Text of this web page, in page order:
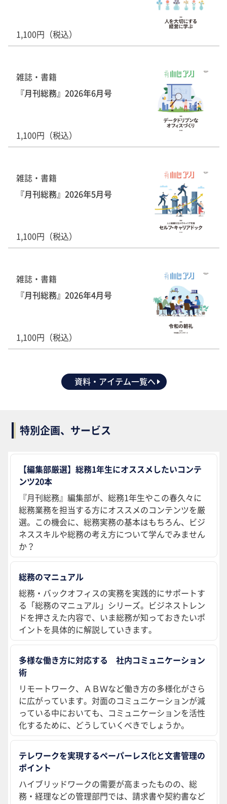
1,100円（税込）
雑誌・書籍
『月刊総務』2026年6月号
1,100円（税込）
雑誌・書籍
『月刊総務』2026年5月号
1,100円（税込）
雑誌・書籍
『月刊総務』2026年4月号
1,100円（税込）
資料・アイテム一覧へ
特別企画、サービス
【編集部厳選】総務1年生にオススメしたいコンテ
ンツ20本
『月刊総務』編集部が、総務1年生やこの春久々に
総務業務を担当する方にオススメのコンテンツを厳
選。この機会に、総務実務の基本はもちろん、ビジ
ネススキルや総務の考え方について学んでみません
か？
総務のマニュアル
総務・バックオフィスの実務を実践的にサポートす
る「総務のマニュアル」シリーズ。ビジネストレン
ドを押さえた内容で、いま総務が知っておきたいポ
イントを具体的に解説していきます。
多様な働き方に対応する 社内コミュニケーション
術
リモートワーク、ＡＢＷなど働き方の多様化がさら
に広がっています。対面のコミュニケーションが減
っている中においても、コミュニケーションを活性
化するために、どうしていくべきでしょうか。
テレワークを実現するペーパーレス化と文書管理の
ポイント
ハイブリッドワークの需要が高まったものの、総
務・経理などの管理部門では、請求書や契約書など